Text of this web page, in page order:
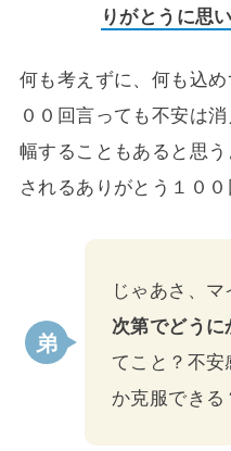
りがとうに思
何も考えずに、何も込
００回言っても不安は
幅することもあると思う
されるありがとう１００
じゃあさ、
次第でどう
てこと？不
か克服できる